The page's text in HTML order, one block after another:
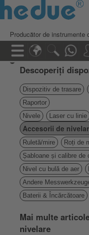
Producător de
Descoperiți
Dispozitiv de trasare
Raportor
Nivele
Laser cu linie
Accesorii de
Ruletă/mire
Roți de
Șabloane și calibre de
Nivel cu bulă de aer
Andere
Baterii & Încărcătoare
Mai multe
nivelare